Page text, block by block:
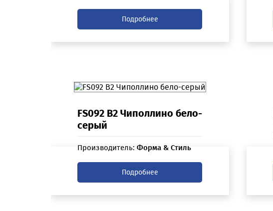
Подробнее
FS092 B2 Чиполлино бело-
серый
Производитель:Форма & Стиль
Подробнее